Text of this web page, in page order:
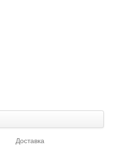
Доставка